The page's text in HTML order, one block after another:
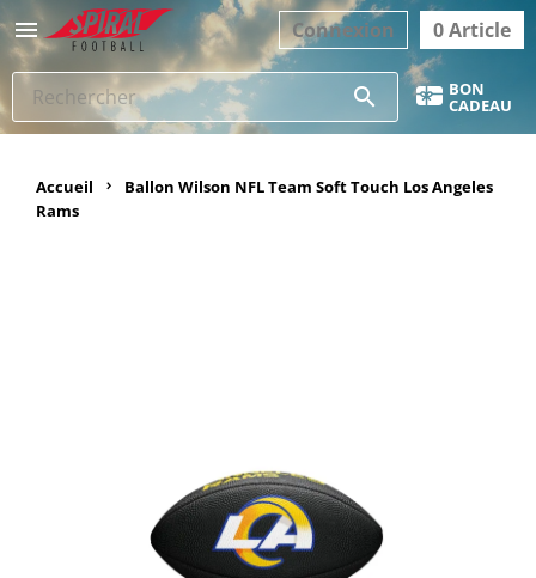
 0 Article
Connexion
search BON
CADEAU
Accueil
Ballon Wilson NFL Team Soft Touch Los Angeles
Rams